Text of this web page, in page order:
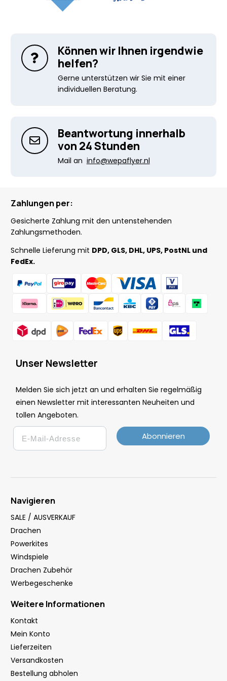
Können wir Ihnen irgendwie
helfen?
Gerne unterstützen wir Sie mit einer
individuellen Beratung.
Beantwortung innerhalb
von 24 Stunden
Mail an info@wepaflyer.nl
Zahlungen per:
Gesicherte Zahlung mit den untenstehenden
Zahlungsmethoden.
Schnelle Lieferung mit DPD, GLS, DHL, UPS, PostNL und
FedEx.
Unser Newsletter
Melden Sie sich jetzt an und erhalten Sie regelmäßig
einen Newsletter mit interessanten Neuheiten und
tollen Angeboten.
Email
Abonnieren
Navigieren
SALE / AUSVERKAUF
Drachen
Powerkites
Windspiele
Drachen Zubehör
Werbegeschenke
Weitere Informationen
Kontakt
Mein Konto
Lieferzeiten
Versandkosten
Bestellung abholen